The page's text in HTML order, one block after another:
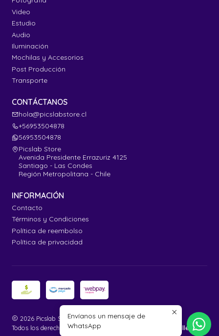
Video
Estudio
Audio
Iluminación
Mochilas y Accesorios
Post Producción
Transporte
CONTÁCTANOS
hola@picslabstore.cl
+56953504878
56953504878
Picslab Store
Avenida Presidente Errazuriz 4125
Santiago - Las Condes
Región Metropolitana - Chile
INFORMACIÓN
Contacto
Términos y Condiciones
Política de reembolso
Política de privacidad
2026 Picslab Store.
Todos los derechos reservados.
Desarrollado por Jumpseller .
Envíanos un mensaje de
WhatsApp